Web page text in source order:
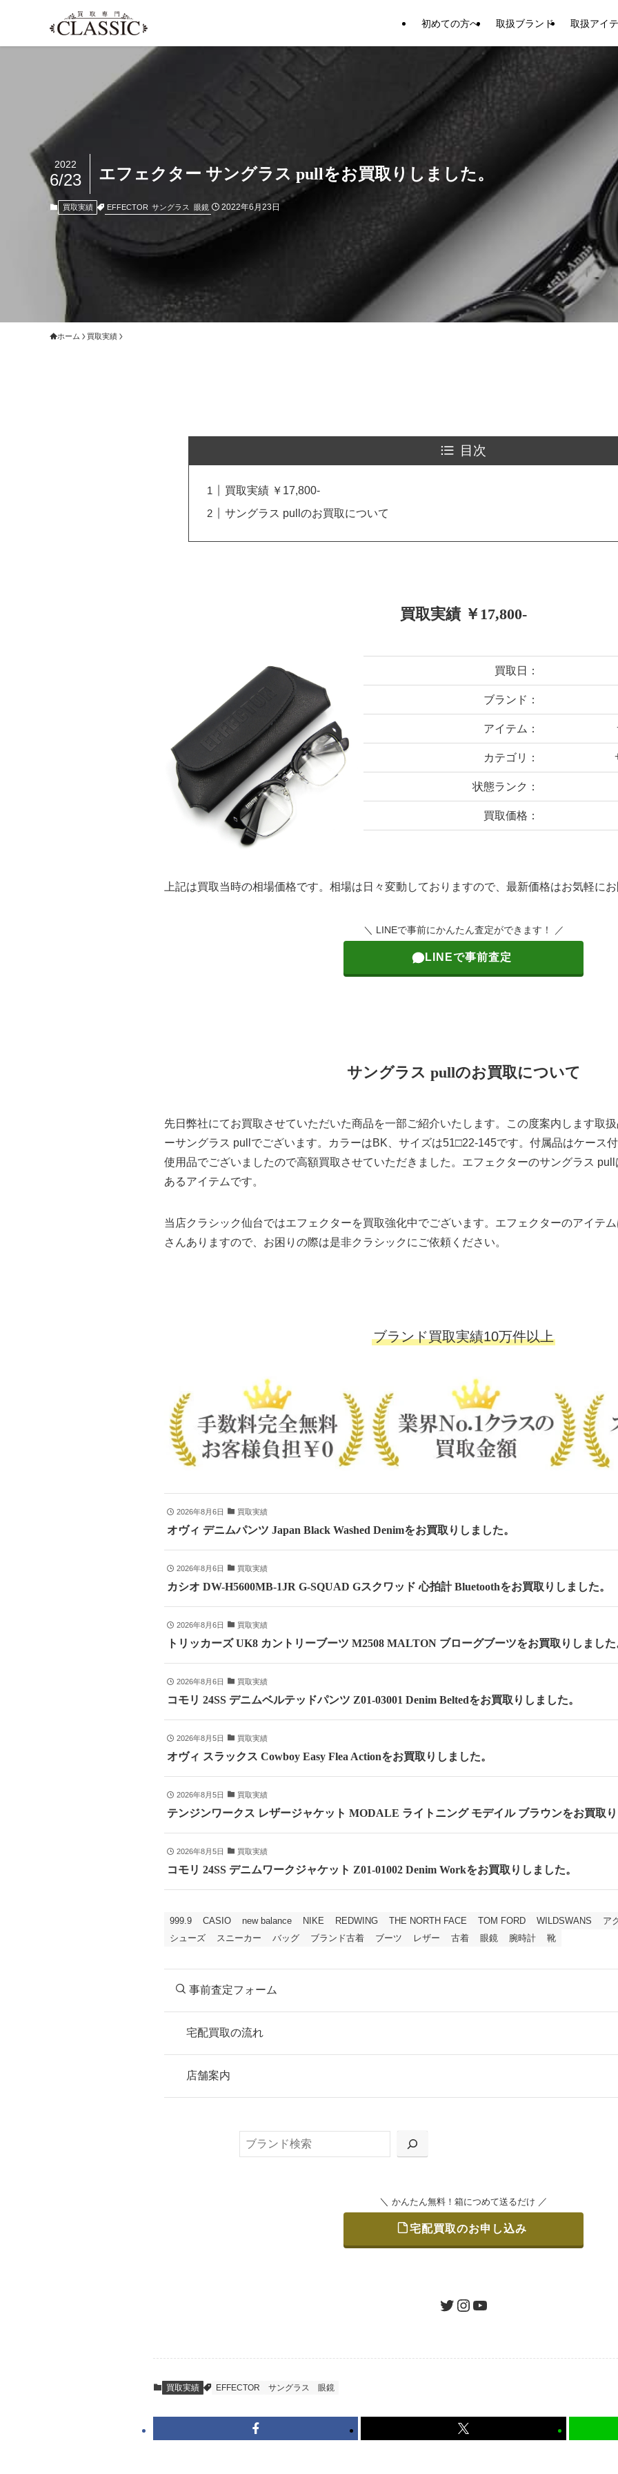
初めての方へ 取扱ブランド 取扱アイ
エフェクター サングラス pullをお買取りしました。
2022
6/23
買取実績 EFFECTOR サングラス 眼鏡 2022年6月23日
ホーム 買取実績
目次
買取実績 ￥17,800-
サングラス pullのお買取について
買取実績 ￥17,800-
買取日：
ブランド：
アイテム：
カテゴリ：
状態ランク：
買取価格：
上記は買取当時の相場価格です。相場は日々変動しておりますので、最新価格はお気軽に
＼ LINEで事前にかんたん査定ができます！ ／
LINEで事前査定
サングラス pullのお買取について
先日弊社にてお買取させていただいた商品を一部ご紹介いたします。この度案内します取
ーサングラス pullでございます。カラーはBK、サイズは51□22-145です。付属品はケース
使用品でございましたので高額買取させていただきました。エフェクターのサングラス
あるアイテムです。
当店クラシック仙台ではエフェクターを買取強化中でございます。エフェクターのアイテ
さんありますので、お困りの際は是非クラシックにご依頼ください。
ブランド買取実績10万件以上
2026年8月6日 買取実績
オヴィ デニムパンツ Japan Black Washed Denimをお買取りしました。
2026年8月6日 買取実績
カシオ DW-H5600MB-1JR G-SQUAD Gスクワッド 心拍計 Bluetoothをお買取りしました。
2026年8月6日 買取実績
トリッカーズ UK8 カントリーブーツ M2508 MALTON ブローグブーツをお買取りしました
2026年8月6日 買取実績
コモリ 24SS デニムベルテッドパンツ Z01-03001 Denim Beltedをお買取りしました。
2026年8月5日 買取実績
オヴィ スラックス Cowboy Easy Flea Actionをお買取りしました。
2026年8月5日 買取実績
テンジンワークス レザージャケット MODALE ライトニング モデイル ブラウンをお買取り
2026年8月5日 買取実績
コモリ 24SS デニムワークジャケット Z01-01002 Denim Workをお買取りしました。
999.9 CASIO new balance NIKE REDWING THE NORTH FACE TOM FORD WILDSWANS ア
シューズ
スニーカー バッグ ブランド古着 ブーツ レザー 古着 眼鏡 腕時計 靴
事前査定フォーム
宅配買取の流れ
お申込み
または梱包材不要の「集荷申込」からお選びいただけます。
箱に売りたいお品をつめて、送るだけで簡単にご利用いただけます。
到着即日に査定いたします。買取金額にご納得いただければ、最短即日の入金が
キャンセルも1点から可能、返送料も無料です。（すべて弊社が負担いたします
かんたん無料！箱につめて送るだけ
店舗案内
＼ かんたん無料！箱につめて送るだけ ／
宅配買取のお申し込み
ツイッターインスタグラムユーチューブ
買取実績 EFFECTOR サングラス 眼鏡